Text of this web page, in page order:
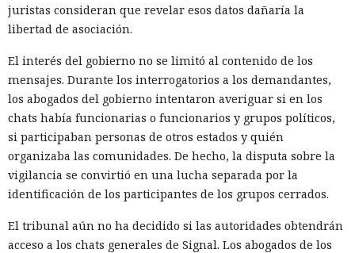
juristas consideran que revelar esos datos dañaría la
libertad de asociación.
El interés del gobierno no se limitó al contenido de los
mensajes. Durante los interrogatorios a los demandantes,
los abogados del gobierno intentaron averiguar si en los
chats había funcionarias o funcionarios y grupos políticos,
si participaban personas de otros estados y quién
organizaba las comunidades. De hecho, la disputa sobre la
vigilancia se convirtió en una lucha separada por la
identificación de los participantes de los grupos cerrados.
El tribunal aún no ha decidido si las autoridades obtendrán
acceso a los chats generales de Signal. Los abogados de los